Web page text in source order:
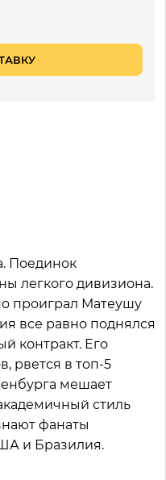
Поединок
легкого дивизиона.
проиграл Матеушу
все равно поднялся
контракт. Его
рвется в топ-5
мешает
стиль
фанаты
и Бразилия.